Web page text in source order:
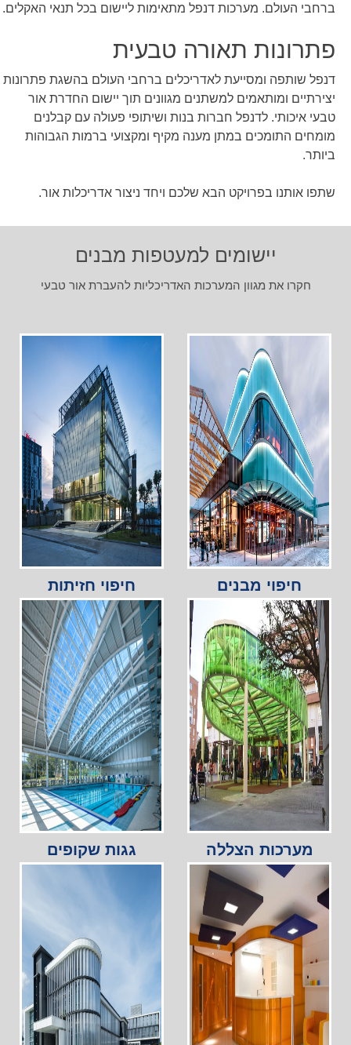
ברחבי העולם. מערכות דנפל מתאימות ליישום בכל תנאי האקלים.
פתרונות תאורה טבעית
דנפל שותפה ומסייעת לאדריכלים ברחבי העולם בהשגת פתרונות
יצירתיים ומותאמים למשתנים מגוונים תוך יישום החדרת אור
טבעי איכותי. לדנפל חברות בנות ושיתופי פעולה עם קבלנים
מומחים התומכים במתן מענה מקיף ומקצועי ברמות הגבוהות
ביותר.
שתפו אותנו בפרויקט הבא שלכם ויחד ניצור אדריכלות אור.
יישומים למעטפות מבנים
חקרו את מגוון המערכות האדריכליות להעברת אור טבעי
חיפוי חזיתות חיפוי מבנים
גגות שקופים מערכות הצללה